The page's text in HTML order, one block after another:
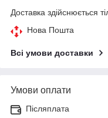
Доставка здійснюється
Нова Пошта
Всі умови доставки
Умови оплати
Післяплата